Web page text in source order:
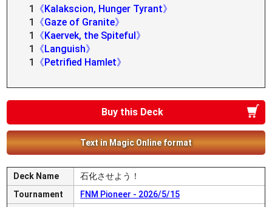
1
《Kalakscion, Hunger Tyrant》
1
《Gaze of Granite》
1
《Kaervek, the Spiteful》
1
《Languish》
1
《Petrified Hamlet》
Buy this Deck
Text in Magic Online format
Deck Name
石化させよう！
Tournament
FNM Pioneer - 2026/5/15